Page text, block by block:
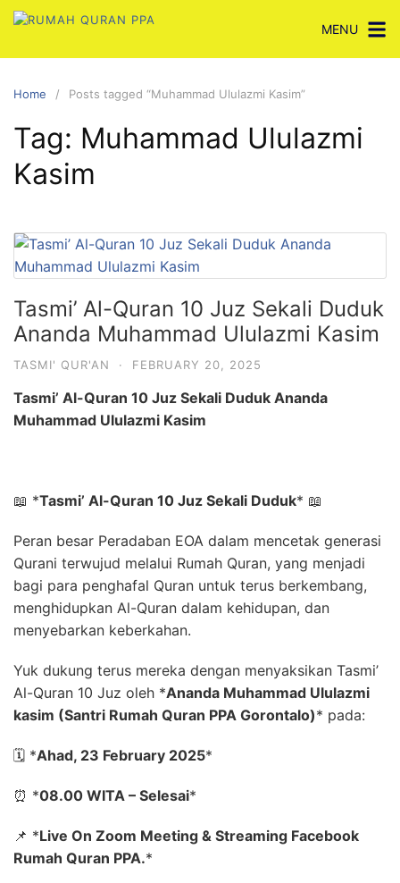
Skip
content
MENU
Home Posts tagged “Muhammad Ululazmi Kasim”
Tag: Muhammad Ululazmi
Kasim
Tasmi’ Al-Quran 10 Juz Sekali Duduk
Ananda Muhammad Ululazmi Kasim
TASMI' QUR'AN · FEBRUARY 20, 2025
Tasmi’ Al-Quran 10 Juz Sekali Duduk Ananda
Muhammad Ululazmi Kasim
📖 *Tasmi’ Al-Quran 10 Juz Sekali Duduk* 📖
Peran besar Peradaban EOA dalam mencetak generasi
Qurani terwujud melalui Rumah Quran, yang menjadi
bagi para penghafal Quran untuk terus berkembang,
menghidupkan Al-Quran dalam kehidupan, dan
menyebarkan keberkahan.
Yuk dukung terus mereka dengan menyaksikan Tasmi’
Al-Quran 10 Juz oleh *Ananda Muhammad Ululazmi
kasim (Santri Rumah Quran PPA Gorontalo)* pada:
🗓️ *Ahad, 23 February 2025*
⏰ *08.00 WITA – Selesai*
📌 *Live On Zoom Meeting & Streaming Facebook
Rumah Quran PPA.*